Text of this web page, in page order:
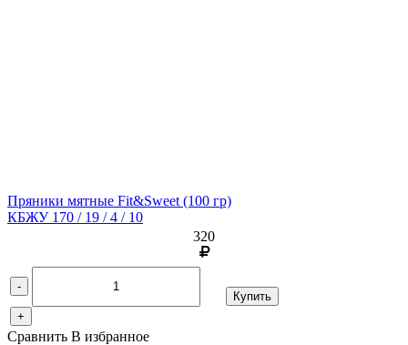
Пряники мятные Fit&Sweet (100 гр)
КБЖУ 170 / 19 / 4 / 10
320
-
+
Купить
Сравнить В избранное